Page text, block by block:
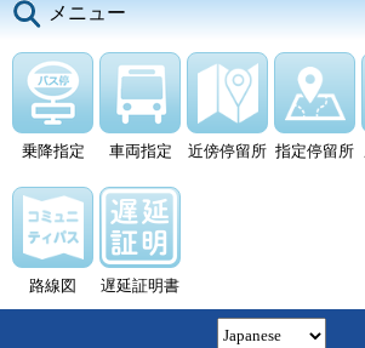
メニュー
乗降指定 車両指定 近傍停留所 指定停留所
路線図 遅延証明書